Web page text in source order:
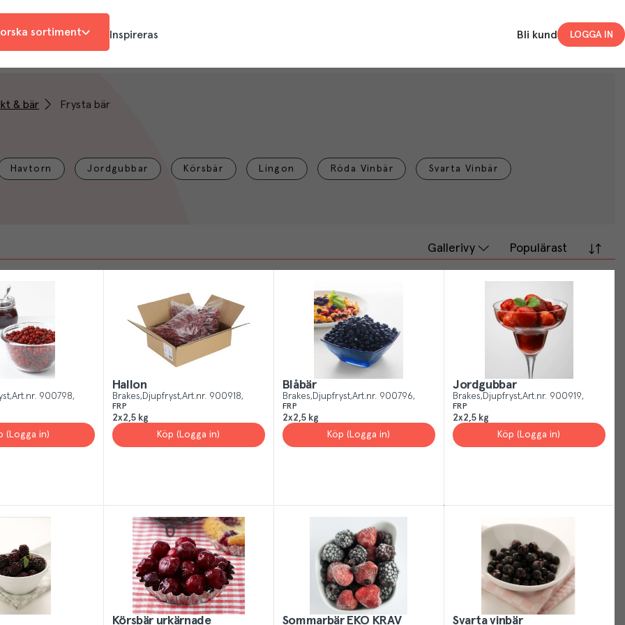
sortiment Inspireras Bli kund LOGGA IN
& bär Frysta bär
Havtorn Jordgubbar Körsbär Lingon Röda Vinbär Svarta Vinbär
Gallerivy Populärast
Art.nr. 900798
(Logga in)
Hallon
Brakes Djupfryst Art.nr. 900918
FRP
2x2,5 kg
Köp (Logga in)
Blåbär
Brakes Djupfryst Art.nr. 900796
FRP
2x2,5 kg
Köp (Logga in)
Jordgubbar
Brakes Djupfryst Art.nr. 900919
FRP
2x2,5 kg
Köp (Logga in)
Körsbär urkärnade Sommarbär EKO KRAV Svarta vinbär
Your
Cookies
sites,
we
use
cookies.
Our
cookies